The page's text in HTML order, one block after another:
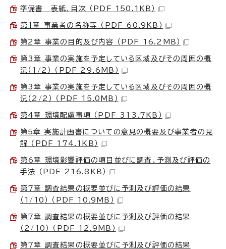
準備書 表紙、目次 （PDF 150.1KB）
第1章 事業者の名称等 （PDF 60.9KB）
第2章 事業の目的及び内容 （PDF 16.2MB）
第3章 事業の実施を予定している区域及びその周囲の概
況（1/2） （PDF 29.6MB）
第3章 事業の実施を予定している区域及びその周囲の概
況（2/2） （PDF 15.0MB）
第4章 環境配慮事項 （PDF 313.7KB）
第5章 実施計画書についての意見の概要及び事業者の見
解 （PDF 174.1KB）
第6章 環境影響評価の項目並びに調査、予測及び評価の
手法 （PDF 216.8KB）
第7章 調査結果の概要並びに予測及び評価の結果
（1/10） （PDF 10.9MB）
第7章 調査結果の概要並びに予測及び評価の結果
（2/10） （PDF 12.9MB）
第7章 調査結果の概要並びに予測及び評価の結果